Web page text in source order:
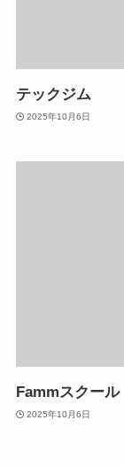
テックジム
2025年10月6日
Fammスクール
2025年10月6日